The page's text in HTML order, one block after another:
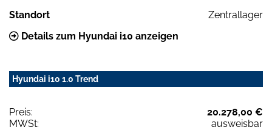
Standort
Zentrallager
Details zum Hyundai i10 anzeigen
Hyundai i10 1.0 Trend
Preis:
20.278,00 €
MWSt:
ausweisbar